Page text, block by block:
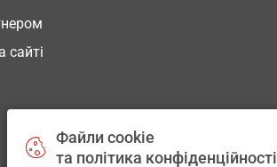
сайті
Файли cookie
та політика конфіденційності